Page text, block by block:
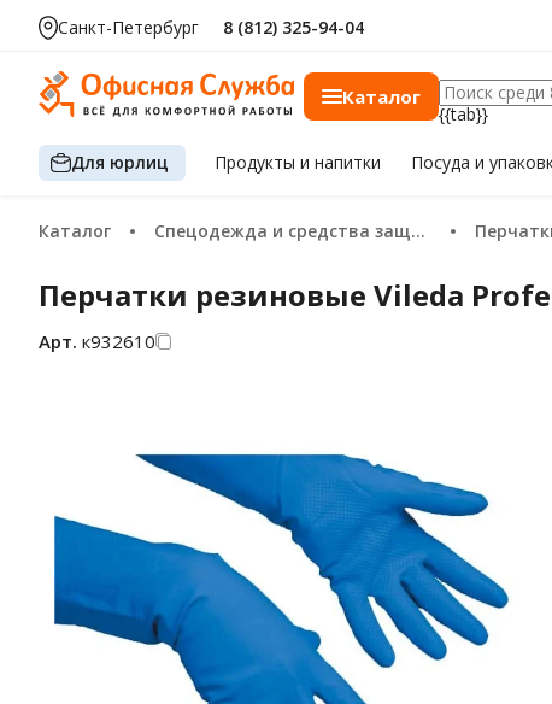
Санкт-Петербург 8 (812) 325-94-04
Каталог
{{tab}}
Для юрлиц Продуктыи напитки Посуда и
Каталог Спецодежда и средства защиты
Перчатки резиновые Vileda
Арт. к932610